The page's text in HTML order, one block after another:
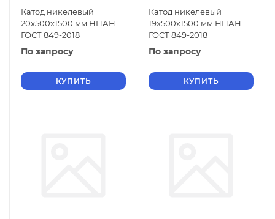
Катод никелевый
20х500х1500 мм НПАН
ГОСТ 849-2018
По запросу
КУПИТЬ
Катод никелевый
19х500х1500 мм НПАН
ГОСТ 849-2018
По запросу
КУПИТЬ